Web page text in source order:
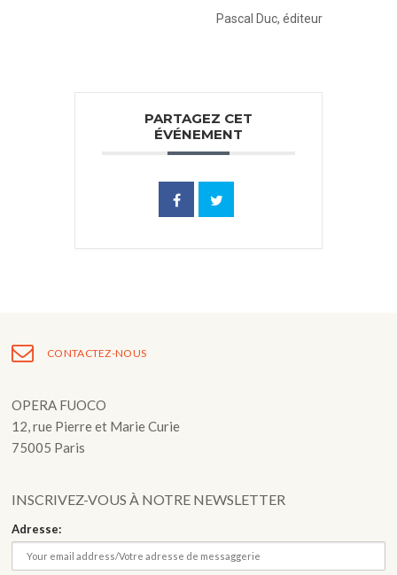
Pascal Duc, éditeur
PARTAGEZ CET
ÉVÉNEMENT
CONTACTEZ-NOUS
OPERA FUOCO
12, rue Pierre et Marie Curie
75005 Paris
INSCRIVEZ-VOUS À NOTRE NEWSLETTER
Adresse: